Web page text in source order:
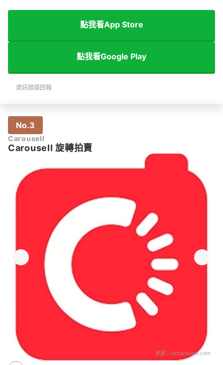
點我看App Store
點我看Google Play
資訊錯誤回報
No.3
Carousell
Carousell 旋轉拍賣
來源： tw.carousell.com